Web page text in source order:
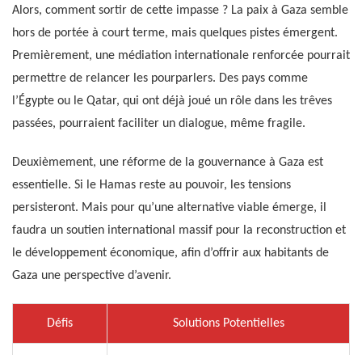
Alors, comment sortir de cette impasse ? La paix à Gaza semble
hors de portée à court terme, mais quelques pistes émergent.
Premièrement, une médiation internationale renforcée pourrait
permettre de relancer les pourparlers. Des pays comme
l’Égypte ou le Qatar, qui ont déjà joué un rôle dans les trêves
passées, pourraient faciliter un dialogue, même fragile.
Deuxièmement, une réforme de la gouvernance à Gaza est
essentielle. Si le Hamas reste au pouvoir, les tensions
persisteront. Mais pour qu’une alternative viable émerge, il
faudra un soutien international massif pour la reconstruction et
le développement économique, afin d’offrir aux habitants de
Gaza une perspective d’avenir.
Défis Solutions Potentielles